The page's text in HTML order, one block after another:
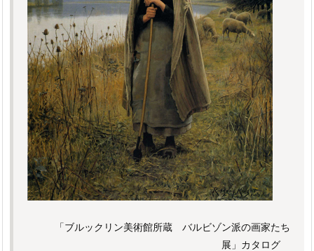
「ブルックリン美術館所蔵 バルビゾン派の画家たち
展」カタログ